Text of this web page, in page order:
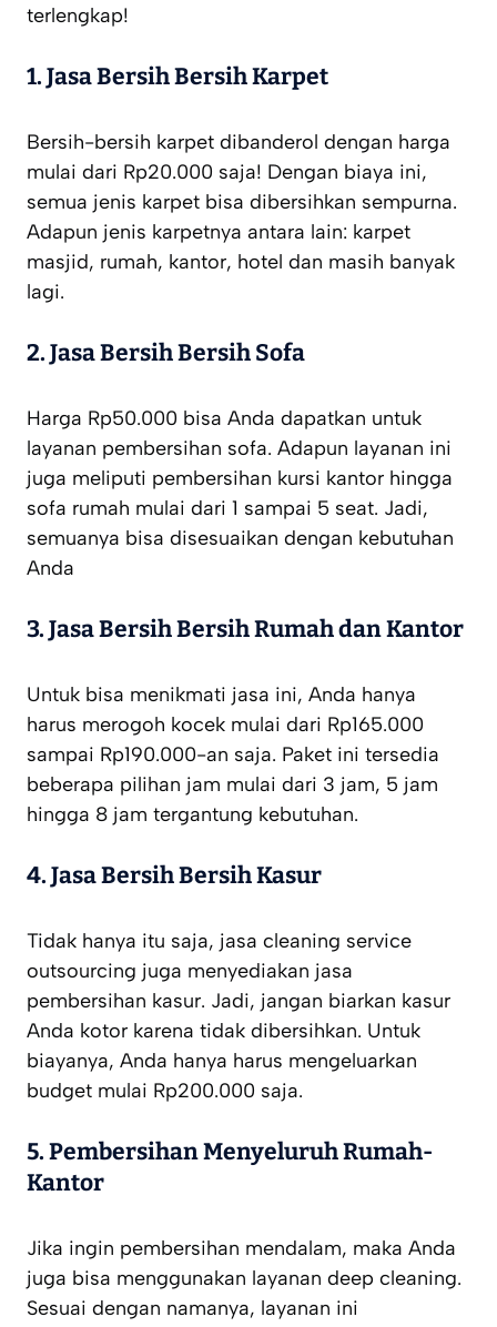
terlengkap!
1.Jasa Bersih Bersih Karpet
Bersih-bersih karpet dibanderol dengan harga
mulai dari Rp20.000 saja! Dengan biaya ini,
semua jenis karpet bisa dibersihkan sempurna.
Adapun jenis karpetnya antara lain: karpet
masjid, rumah, kantor, hotel dan masih banyak
lagi.
2.Jasa Bersih Bersih Sofa
Harga Rp50.000 bisa Anda dapatkan untuk
layanan pembersihan sofa. Adapun layanan ini
juga meliputi pembersihan kursi kantor hingga
sofa rumah mulai dari 1 sampai 5 seat. Jadi,
semuanya bisa disesuaikan dengan kebutuhan
Anda
3.Jasa Bersih Bersih Rumah dan Kantor
Untuk bisa menikmati jasa ini, Anda hanya
harus merogoh kocek mulai dari Rp165.000
sampai Rp190.000-an saja. Paket ini tersedia
beberapa pilihan jam mulai dari 3 jam, 5 jam
hingga 8 jam tergantung kebutuhan.
4.Jasa Bersih Bersih Kasur
Tidak hanya itu saja, jasa cleaning service
outsourcing juga menyediakan jasa
pembersihan kasur. Jadi, jangan biarkan kasur
Anda kotor karena tidak dibersihkan. Untuk
biayanya, Anda hanya harus mengeluarkan
budget mulai Rp200.000 saja.
5.Pembersihan Menyeluruh Rumah-
Kantor
Jika ingin pembersihan mendalam, maka Anda
juga bisa menggunakan layanan deep cleaning.
Sesuai dengan namanya, layanan ini